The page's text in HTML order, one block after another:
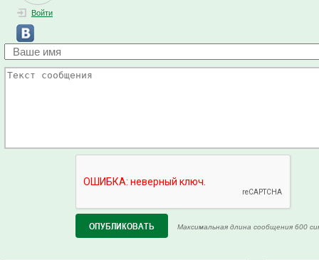
Войти
Максимальная длина сообщения 600